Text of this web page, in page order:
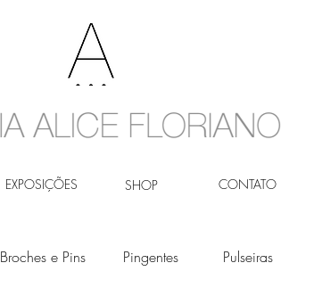
EXPOSIÇÕES SHOP CONTATO
Broches e Pins Pingentes Pulseiras